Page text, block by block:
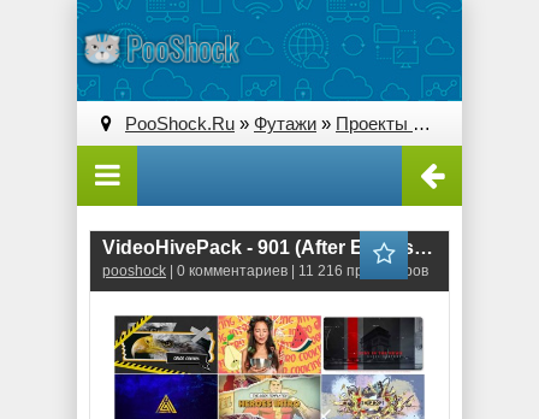
PooShock.Ru » Футажи » Проекты After Effects
VideoHivePack - 901 (After Effects Projects Pack)
pooshock | 0 комментариев | 11 216 просмотров